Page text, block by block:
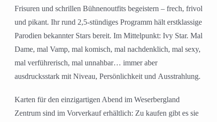
Frisuren und schrillen Bühnenoutfits begeistern – frech, frivol
und pikant. Ihr rund 2,5-stündiges Programm hält erstklassige
Parodien bekannter Stars bereit. Im Mittelpunkt: Ivy Star. Mal
Dame, mal Vamp, mal komisch, mal nachdenklich, mal sexy,
mal verführerisch, mal unnahbar… immer aber
ausdrucksstark mit Niveau, Persönlichkeit und Ausstrahlung.
Karten für den einzigartigen Abend im Weserbergland
Zentrum sind im Vorverkauf erhältlich: Zu kaufen gibt es sie